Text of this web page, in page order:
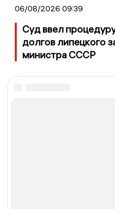
06/08/2026 09:39
Суд ввел
долгов липецкого
министра СССР